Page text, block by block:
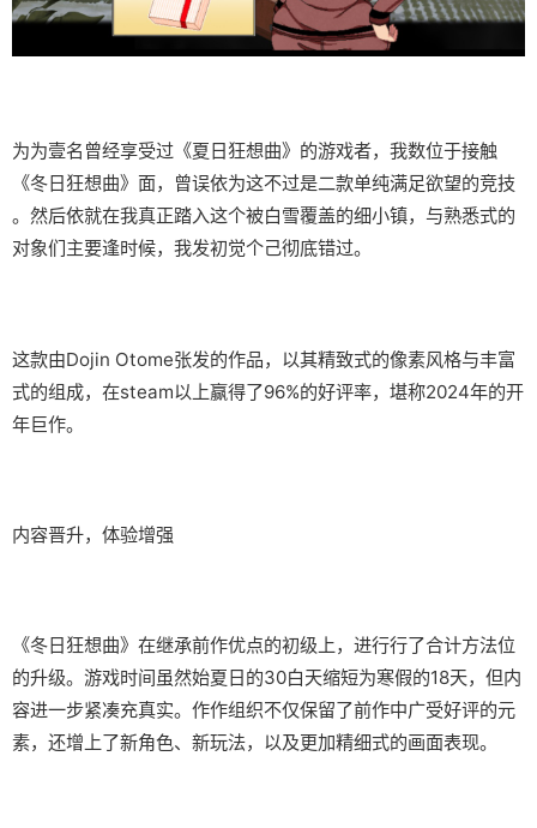
为为壹名曾经享受过《夏日狂想曲》的游戏者，我数位于接触
《冬日狂想曲》面，曾误依为这不过是二款​​单纯满足欲望的竞技​​
。然后依就在我真正踏入这个被白雪覆盖的细小镇，与熟悉式的
对象们主要逢时候，我发初觉个己彻底错过。
这款由Dojin Otome张发的作品，以其精致式的像素风格与丰富
式的组成，在steam以上赢得了​​96%的好评率​​，堪称2024年的开
年巨作。
内容晋升，体验增强
《冬日狂想曲》在继承前作优点的初级上，进行行了合计方法位
的升级。游戏时间虽然始夏日的30白天缩短为寒假的18天，但内
容进一步紧凑充真实。作作组织不仅保留了前作中广受好评的元
素，还增上了​​新角色、新玩法​​，以及更加精细式的画面表现。